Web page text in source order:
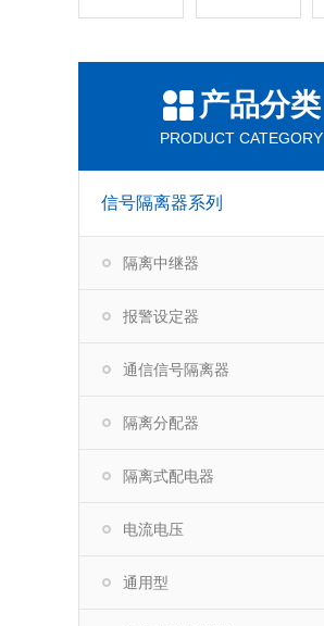
产品分类
PRODUCT CATEGORY
信号隔离器系列
隔离中继器
报警设定器
通信信号隔离器
隔离分配器
隔离式配电器
电流电压
通用型